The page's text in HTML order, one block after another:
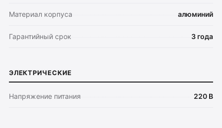
Материал корпуса алюминий
Гарантийный срок 3 года
ЭЛЕКТРИЧЕСКИЕ
Напряжение питания 220 В